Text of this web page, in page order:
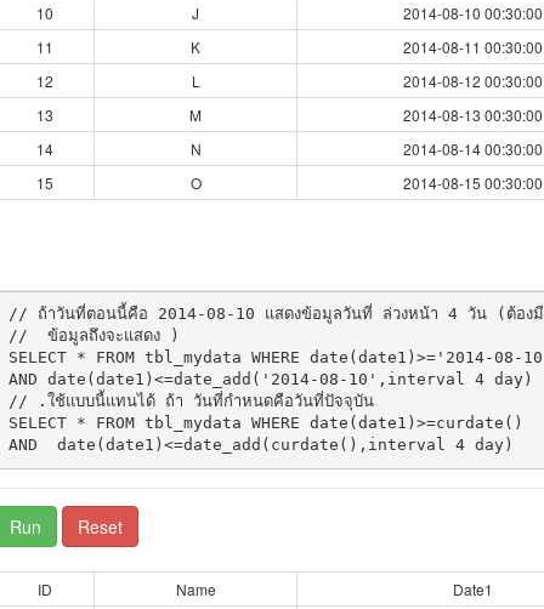
10
J
2014-08-10 00:30:00
11
K
2014-08-11 00:30:00
12
L
2014-08-12 00:30:00
13
M
2014-08-13 00:30:00
14
N
2014-08-14 00:30:00
15
O 2014-08-15 00:30:00
// ถ้าวันที่ตอนนี้คือ 2014-08-10 แสดงข้อมูลวันที่ ล่วงหน้า 4 วัน (ต้องมี
//  ข้อมูลถึงจะแสดง )
SELECT * FROM tbl_mydata WHERE date(date1)>='2014-08-
AND date(date1)<=date_add('2014-08-10',interval 4
// .ใช้แบบนี้แทนได้ ถ้า วันที่กำหนดคือวันที่ปัจจุบัน
SELECT * FROM tbl_mydata WHERE date(date1)>=curdate()
Run Reset
ID Name
Date1